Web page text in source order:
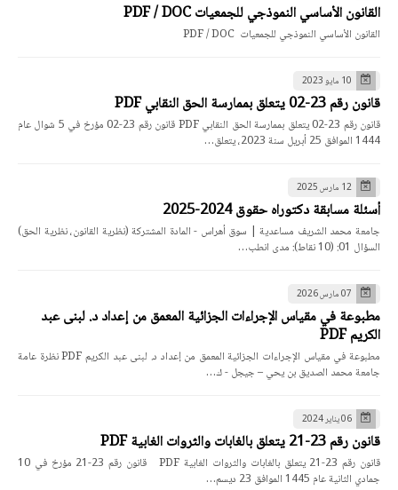
القانون الأساسي النموذجي للجمعيات PDF / DOC
القانون الأساسي النموذجي للجمعيات PDF / DOC
10 مايو 2023
قانون رقم 23-02 يتعلق بممارسة الحق النقابي PDF
قانون رقم 23-02 يتعلق بممارسة الحق النقابي PDF قانون رقم 23-02 مؤرخ في 5 شوال عام
1444 الموافق 25 أبريل سنة 2023، يتعلق…
12 مارس 2025
أسئلة مسابقة دكتوراه حقوق 2024-2025
جامعة محمد الشريف مساعدية | سوق أهراس - المادة المشتركة (نظرية القانون، نظرية الحق)
السؤال 01: (10 نقاط): مدى انطب…
07 مارس 2026
مطبوعة في مقياس الإجراءات الجزائية المعمق من إعداد د. لبنى عبد
الكريم PDF
مطبوعة في مقياس الإجراءات الجزائية المعمق من إعداد د. لبنى عبد الكريم PDF نظرة عامة
جامعة محمد الصديق بن يحي – جيجل - ك…
06 يناير 2024
قانون رقم 23-21 يتعلق بالغابات والثروات الغابية PDF
قانون رقم 23-21 يتعلق بالغابات والثروات الغابية PDF قانون رقم 23-21 مؤرخ في 10
جمادي الثانية عام 1445 الموافق 23 ديسم…